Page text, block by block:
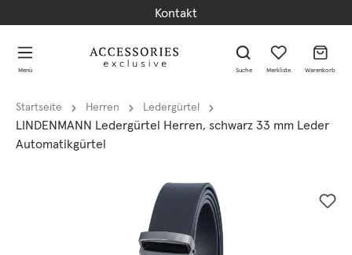
Kontakt
Menü Suche Merkliste Warenkorb
Startseite Herren Ledergürtel
LINDENMANN Ledergürtel Herren, schwarz 33 mm Leder
Automatikgürtel